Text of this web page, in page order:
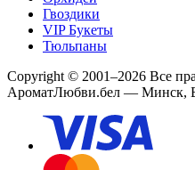
Гвоздики
VIP Букеты
Тюльпаны
Copyright © 2001–2026 Все
АроматЛюбви.бел — Минск,